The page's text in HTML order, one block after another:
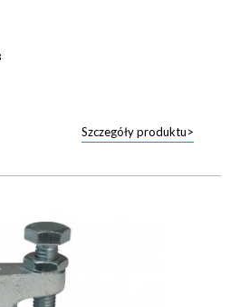
Szczegóły produktu>